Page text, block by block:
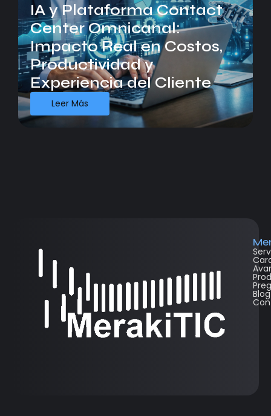
IA y Plataforma Contact
Center Omnicanal:
Impacto Real en Costos,
Productividad y
Experiencia del Cliente
Leer Más
Blog